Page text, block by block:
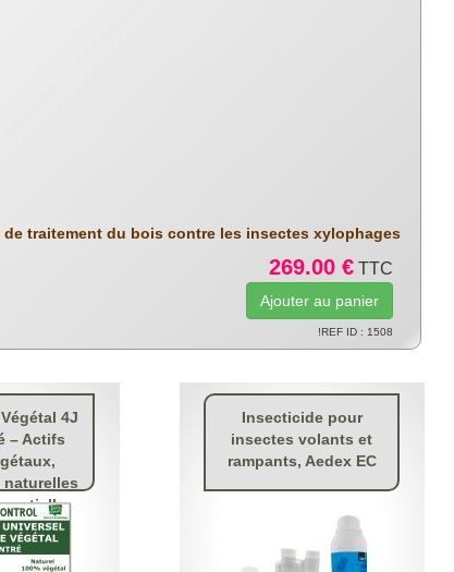
de traitement du bois contre les insectes xylophages
269.00 € TTC
!REF ID : 1508
4J
– Actifs
naturelles
Insecticide pour
insectes volants et
rampants, Aedex EC